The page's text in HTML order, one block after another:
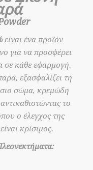
είναι ένα προϊόν
για να προσφέρει
σε κάθε εφαρμογή.
εξασφαλίζει τη
σώμα, κρεμώδη
το
ο έλεγχος της
κρίσιμος.